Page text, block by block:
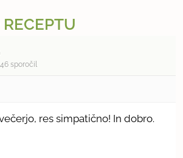
46 sporočil
res simpatično! In dobro.